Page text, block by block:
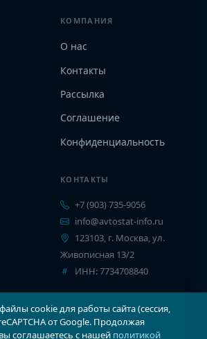
КОМПАНИЯ
О нас
Контакты
Рассылка
Соглашение
Конфиденциальность
КОНТАКТЫ
+7 (903) 735-9056
info@avtostat-info.ru
123103, г. Москва, ул.
Живописная 13/2
ИНН: 7734708840
cookie для работы сайта (сессия,
от Google. Продолжая
соглашаетесь с нашей политикой